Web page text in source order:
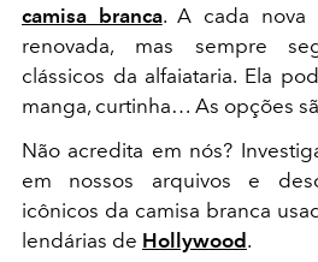
camisa branca. A cada nova
renovada, mas sempre
clássicos da alfaiataria. Ela
manga, curtinha… As opções
Não acredita em nós?
em nossos arquivos e
icônicos da camisa branca
lendárias de Hollywood .